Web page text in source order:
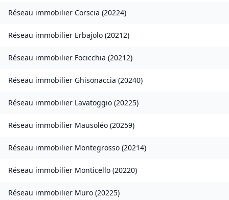
Réseau immobilier Corscia (20224)
Réseau immobilier Erbajolo (20212)
Réseau immobilier Focicchia (20212)
Réseau immobilier Ghisonaccia (20240)
Réseau immobilier Lavatoggio (20225)
Réseau immobilier Mausoléo (20259)
Réseau immobilier Montegrosso (20214)
Réseau immobilier Monticello (20220)
Réseau immobilier Muro (20225)